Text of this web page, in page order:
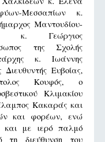
Μεσσαπίων κ.
Μαντουδίου-
κ. Γεώργιος
της Σχολής
κ. Ιωάννης
Ευβοίας,
Κουφός, ο
Κλιμακίου
Κακαράς και
και φορέων, ενώ
και με ιερό παλμό
τη διεύθυνση του